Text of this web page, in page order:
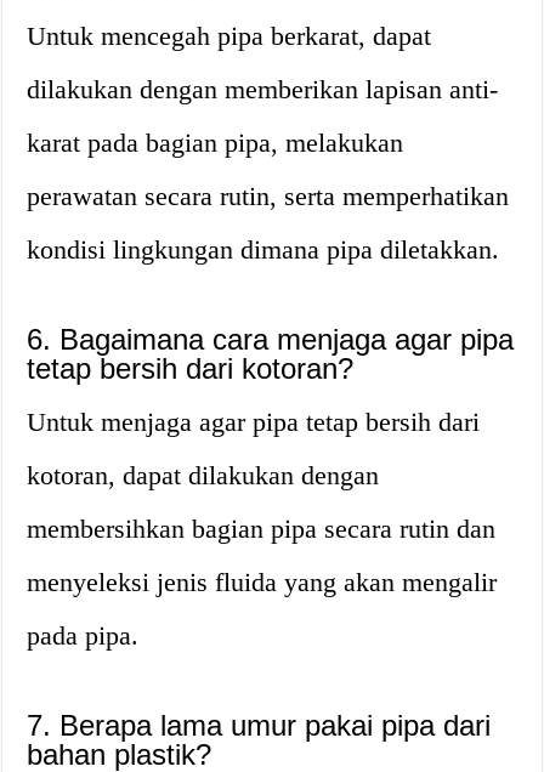
Untuk mencegah pipa berkarat, dapat
dilakukan dengan memberikan lapisan anti-
karat pada bagian pipa, melakukan
perawatan secara rutin, serta memperhatikan
kondisi lingkungan dimana pipa diletakkan.
6. Bagaimana cara menjaga agar pipa
tetap bersih dari kotoran?
Untuk menjaga agar pipa tetap bersih dari
kotoran, dapat dilakukan dengan
membersihkan bagian pipa secara rutin dan
menyeleksi jenis fluida yang akan mengalir
pada pipa.
7. Berapa lama umur pakai pipa dari
bahan plastik?